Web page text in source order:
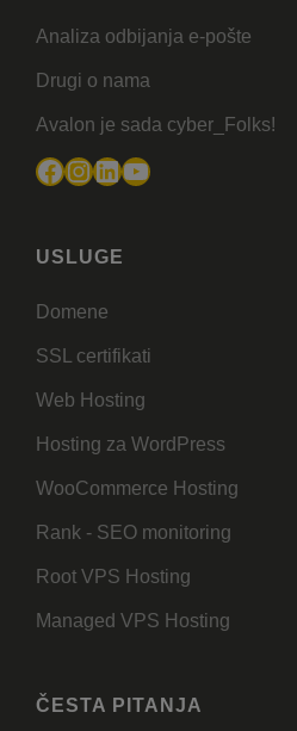
Analiza odbijanja e-pošte
Drugi o nama
Avalon je sada cyber_Folks!
Facebook
Instagram
LinkedIn
YouTube
USLUGE
Domene
SSL certifikati
Web Hosting
Hosting za WordPress
WooCommerce Hosting
Rank - SEO monitoring
Root VPS Hosting
Managed VPS Hosting
ČESTA PITANJA